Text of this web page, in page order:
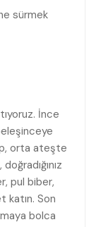
sürmek
İnce
orta ateşte
pul biber,
katın. Son
bolca